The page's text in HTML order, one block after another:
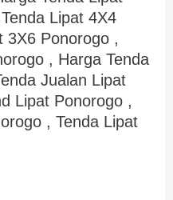
Lipat 4X4
3X6 Ponorogo ,
, Harga Tenda
Jualan Lipat
Lipat Ponorogo ,
, Tenda Lipat